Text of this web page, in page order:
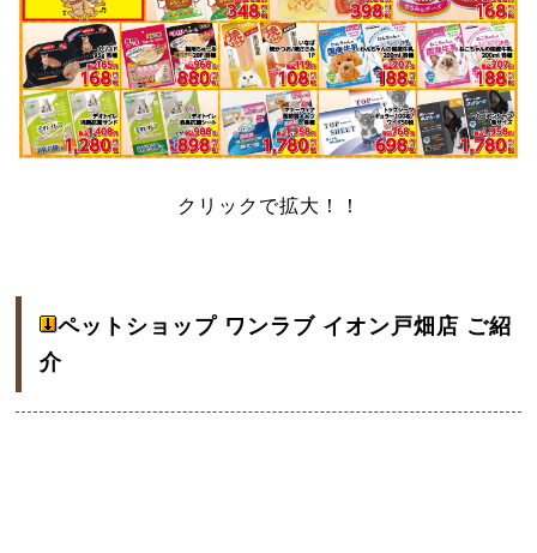
クリックで拡大！！
ペットショップ ワンラブ イオン戸畑店 ご紹
介